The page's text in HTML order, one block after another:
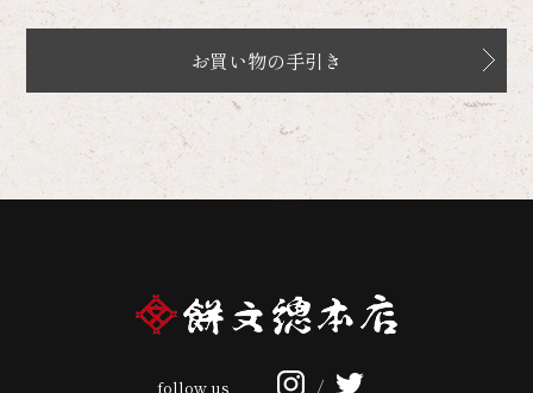
お買い物の手引き
follow us /